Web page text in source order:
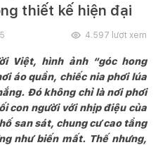
thiết kế hiện đại
4.597 lượt xem
Việt, hình ảnh “góc hong
áo quần, chiếc nia phơi lúa
Đó không chỉ là nơi phơi
con người với nhịp điệu của
san sát, chung cư cao tầng
như biến mất. Thế nhưng,